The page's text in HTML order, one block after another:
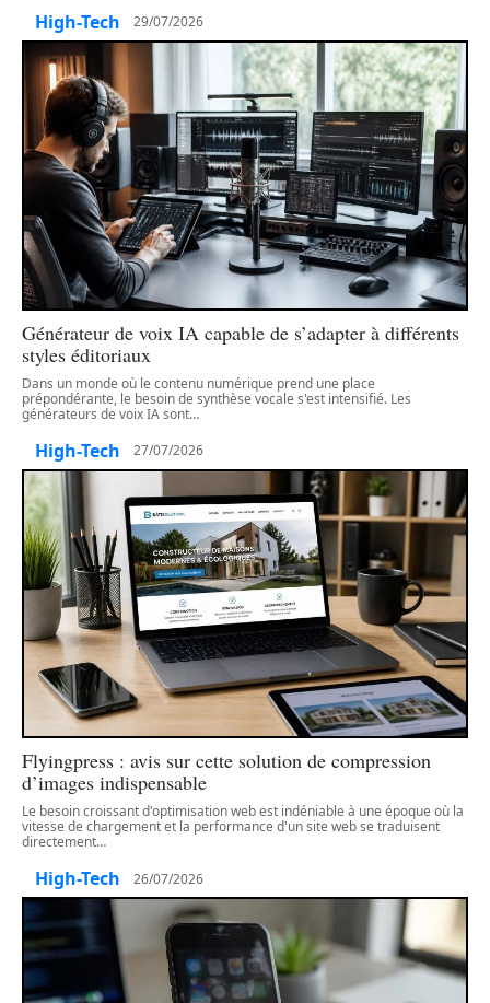
High-Tech 29/07/2026
Générateur de voix IA capable de s’adapter à différents
styles éditoriaux
Dans un monde où le contenu numérique prend une place
prépondérante, le besoin de synthèse vocale s'est intensifié. Les
générateurs de voix IA sont…
High-Tech 27/07/2026
Flyingpress : avis sur cette solution de compression
d’images indispensable
Le besoin croissant d'optimisation web est indéniable à une époque où la
vitesse de chargement et la performance d'un site web se traduisent
directement…
High-Tech 26/07/2026